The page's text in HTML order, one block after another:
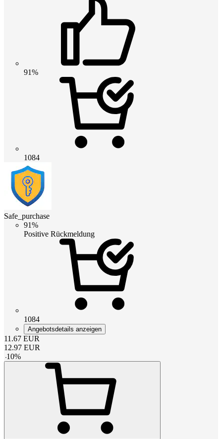
91%
1084
Safe_purchase
91%
Positive Rückmeldung
1084
Angebotsdetails anzeigen
11.67 EUR
12.97 EUR
-10%